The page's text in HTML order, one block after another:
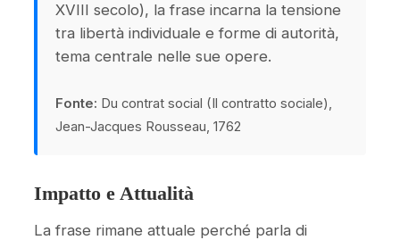
XVIII secolo), la frase incarna la tensione
tra libertà individuale e forme di autorità,
tema centrale nelle sue opere.
Fonte: Du contrat social (Il contratto sociale),
Jean-Jacques Rousseau, 1762
Impatto e Attualità
La frase rimane attuale perché parla di